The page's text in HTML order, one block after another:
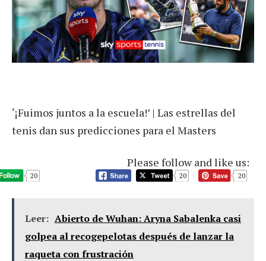
‘¡Fuimos juntos a la escuela!’ | Las estrellas del
tenis dan sus predicciones para el Masters
Please follow and like us:
20 20 20
Leer: Abierto de Wuhan: Aryna Sabalenka casi
golpea al recogepelotas después de lanzar la
raqueta con frustración